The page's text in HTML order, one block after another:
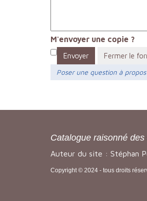
M'envoyer une copie ?
Envoyer
Fermer le
Poser une question à
Catalogue raisonné
Auteur du site : Stéphan
Copyright © 2024 - tous droits